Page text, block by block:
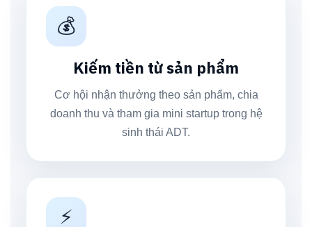
💰
Kiếm tiền từ sản phẩm
Cơ hội nhận thưởng theo sản phẩm, chia
doanh thu và tham gia mini startup trong hệ
sinh thái ADT.
⚡